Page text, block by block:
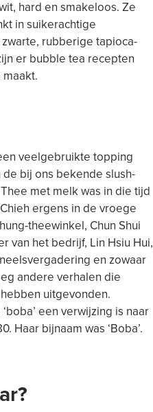
hard en smakeloos. Ze
in suikerachtige
rubberige tapioca-
er bubble tea recepten
veelgebruikte topping
bij ons bekende slush-
met melk was in die tijd
ergens in de vroege
theewinkel, Chun Shui
van het bedrijf, Lin Hsiu Hui,
en zowaar
andere verhalen die
uitgevonden.
een verwijzing is naar
Haar bijnaam was ‘Boba’.